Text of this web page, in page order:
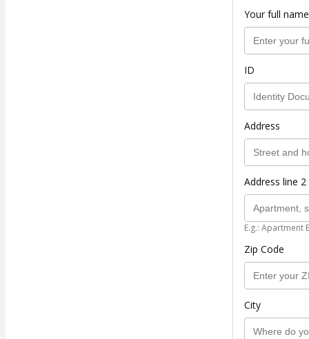
Your full name
ID
Address
Address line
E.g.: Apartment
Zip Code
City